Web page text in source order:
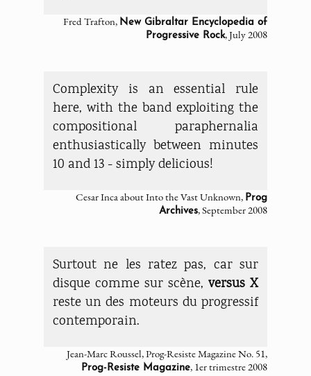
Fred Trafton, New Gibraltar Encyclopedia of
Progressive Rock, July 2008
Complexity is an essential rule
here, with the band exploiting the
compositional paraphernalia
enthusiastically between minutes
10 and 13 - simply delicious!
Cesar Inca about Into the Vast Unknown, Prog
Archives, September 2008
Surtout ne les ratez pas, car sur
disque comme sur scène, versus X
reste un des moteurs du progressif
contemporain.
Jean-Marc Roussel, Prog-Resiste Magazine No. 51,
Prog-Resiste Magazine, 1er trimestre 2008